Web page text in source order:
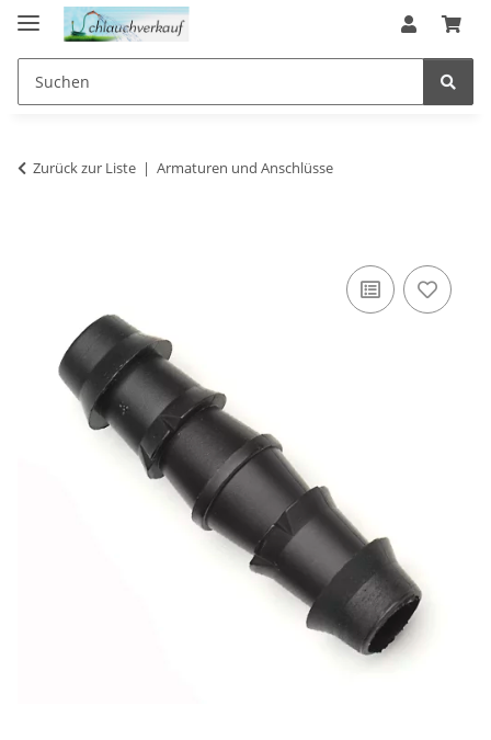
Zurück zur Liste Armaturen und Anschlüsse